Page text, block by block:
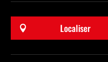
 Localiser